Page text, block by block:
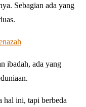
Sebagian ada yang
ibadah, ada yang
hal ini, tapi berbeda